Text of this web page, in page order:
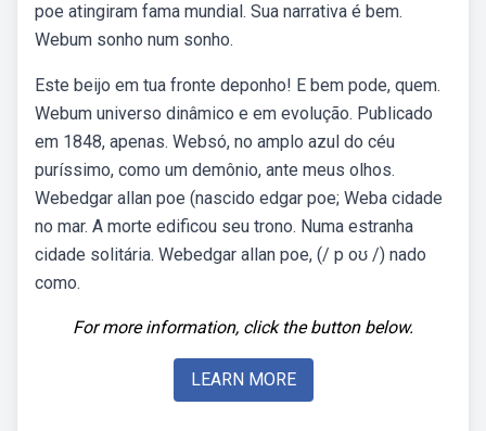
poe atingiram fama mundial. Sua narrativa é bem.
Webum sonho num sonho.
Este beijo em tua fronte deponho! E bem pode, quem.
Webum universo dinâmico e em evolução. Publicado
em 1848, apenas. Websó, no amplo azul do céu
puríssimo, como um demônio, ante meus olhos.
Webedgar allan poe (nascido edgar poe; Weba cidade
no mar. A morte edificou seu trono. Numa estranha
cidade solitária. Webedgar allan poe, (/ p oʊ /) nado
como.
For more information, click the button below.
LEARN MORE